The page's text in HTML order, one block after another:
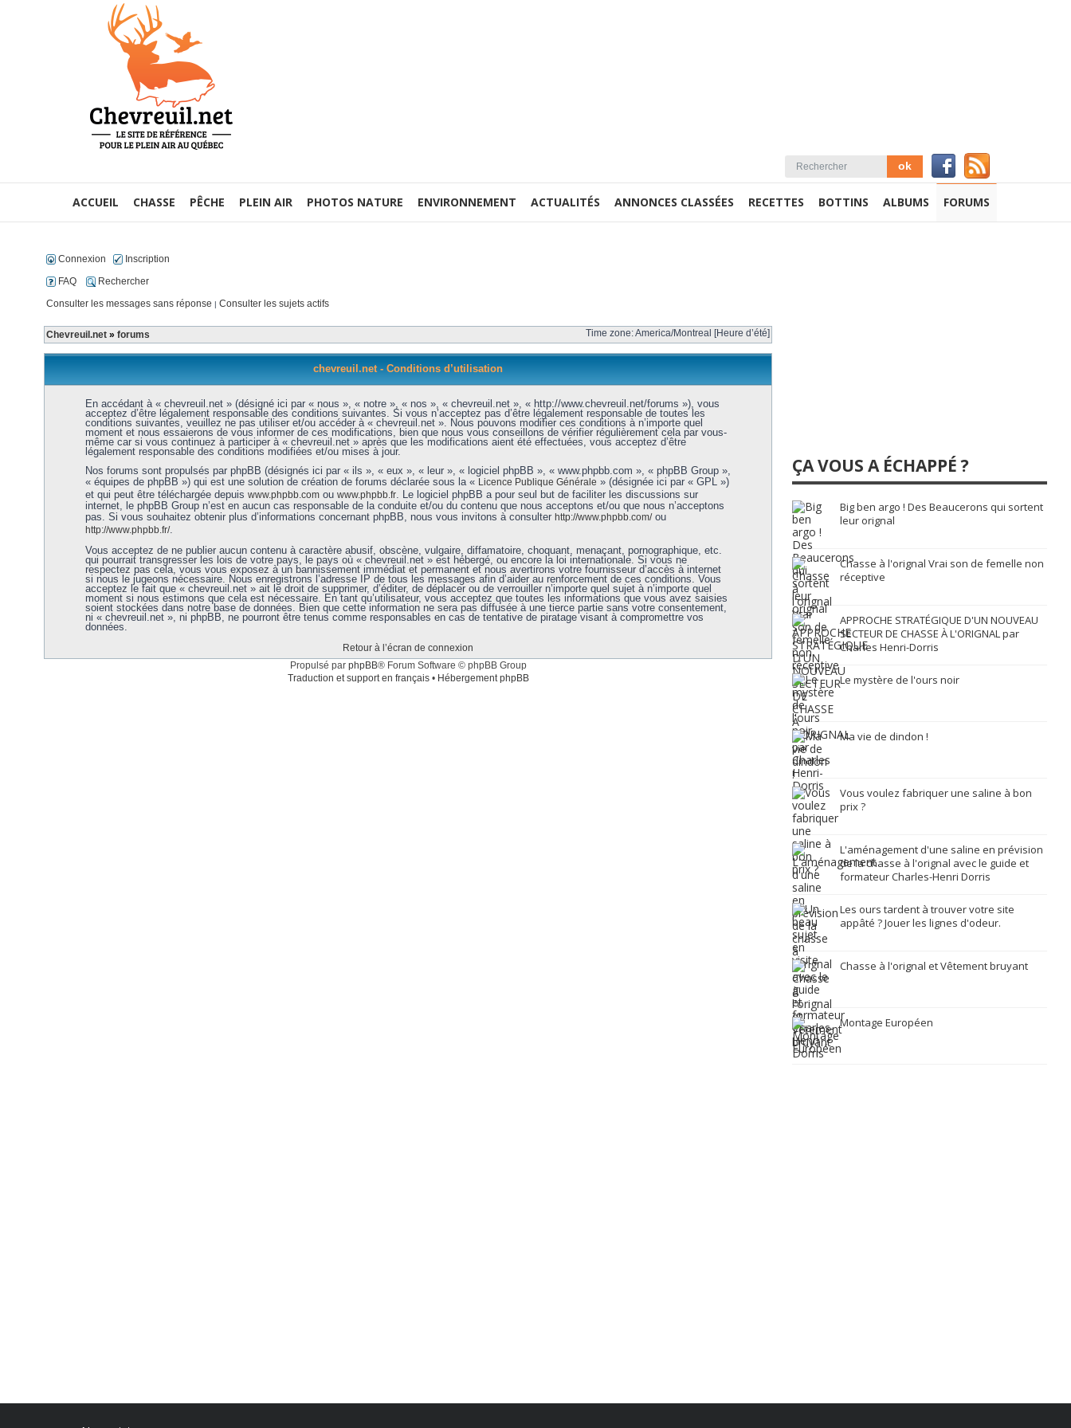
ACCUEIL CHASSE PÊCHE PLEIN AIR PHOTOS NATURE ENVIRONNEMENT ACTUALITÉS ANNONCES CLASSÉES RECETTES BOTTINS ALBUMS FORUMS
Connexion
Inscription
FAQ
Rechercher
Consulter les messages sans réponse | Consulter les sujets actifs
Chevreuil.net » forums Time zone: America/Montreal [Heure d’été]
chevreuil.net - Conditions d’utilisation
En accédant à « chevreuil.net » (désigné ici par « nous », « notre », « nos », « chevreuil.net », « http://www.chevreuil.net/forums »), vous
acceptez d’être légalement responsable des conditions suivantes. Si vous n’acceptez pas d’être légalement responsable de toutes les
conditions suivantes, veuillez ne pas utiliser et/ou accéder à « chevreuil.net ». Nous pouvons modifier ces conditions à n’importe quel
moment et nous essaierons de vous informer de ces modifications, bien que nous vous conseillons de vérifier régulièrement cela par vous-
même car si vous continuez à participer à « chevreuil.net » après que les modifications aient été effectuées, vous acceptez d’être
légalement responsable des conditions modifiées et/ou mises à jour.
Nos forums sont propulsés par phpBB (désignés ici par « ils », « eux », « leur », « logiciel phpBB », « www.phpbb.com », « phpBB Group »,
« équipes de phpBB ») qui est une solution de création de forums déclarée sous la « Licence Publique Générale » (désignée ici par « GPL »)
et qui peut être téléchargée depuis www.phpbb.comou www.phpbb.fr. Le logiciel phpBB a pour seul but de faciliter les discussions sur
internet, le phpBB Group n’est en aucun cas responsable de la conduite et/ou du contenu que nous acceptons et/ou que nous n’acceptons
pas. Si vous souhaitez obtenir plus d’informations concernant phpBB, nous vous invitons à consulter http://www.phpbb.com/ou
http://www.phpbb.fr/.
Vous acceptez de ne publier aucun contenu à caractère abusif, obscène, vulgaire, diffamatoire, choquant, menaçant, pornographique, etc.
qui pourrait transgresser les lois de votre pays, le pays où « chevreuil.net » est hébergé, ou encore la loi internationale. Si vous ne
respectez pas cela, vous vous exposez à un bannissement immédiat et permanent et nous avertirons votre fournisseur d’accès à internet
si nous le jugeons nécessaire. Nous enregistrons l’adresse IP de tous les messages afin d’aider au renforcement de ces conditions. Vous
acceptez le fait que « chevreuil.net » ait le droit de supprimer, d’éditer, de déplacer ou de verrouiller n’importe quel sujet à n’importe quel
moment si nous estimons que cela est nécessaire. En tant qu’utilisateur, vous acceptez que toutes les informations que vous avez saisies
soient stockées dans notre base de données. Bien que cette information ne sera pas diffusée à une tierce partie sans votre consentement,
ni « chevreuil.net », ni phpBB, ne pourront être tenus comme responsables en cas de tentative de piratage visant à compromettre vos
données.
Retour à l’écran de connexion
Propulsé par phpBB® Forum Software © phpBB Group
Traduction et support en français• Hébergement phpBB
ÇA VOUS A ÉCHAPPÉ ?
Big ben argo ! Des Beaucerons qui sortent
leur orignal
Chasse à l'orignal Vrai son de femelle non
réceptive
APPROCHE STRATÉGIQUE D'UN NOUVEAU
SECTEUR DE CHASSE À L'ORIGNAL par
Charles Henri-Dorris
Le mystère de l'ours noir
Ma vie de dindon !
Vous voulez fabriquer une saline à bon
prix ?
L'aménagement d'une saline en prévision
de la chasse à l'orignal avec le guide et
formateur Charles-Henri Dorris
Les ours tardent à trouver votre site
appâté ? Jouer les lignes d'odeur.
Chasse à l'orignal et Vêtement bruyant
Montage Européen